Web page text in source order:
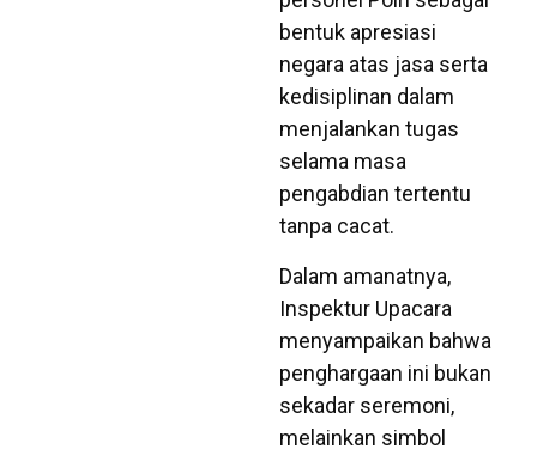
bentuk apresiasi
negara atas jasa serta
kedisiplinan dalam
menjalankan tugas
selama masa
pengabdian tertentu
tanpa cacat.
​Dalam amanatnya,
Inspektur Upacara
menyampaikan bahwa
penghargaan ini bukan
sekadar seremoni,
melainkan simbol